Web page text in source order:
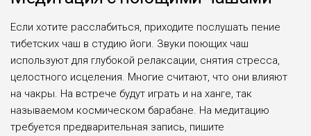
Если хотите расслабиться, приходите послушать пение
тибетских чаш в студию йоги. Звуки поющих чаш
используют для глубокой релаксации, снятия стресса,
целостного исцеления. Многие считают, что они влияют
на чакры. На встрече будут играть и на ханге, так
называемом космическом барабане. На медитацию
требуется предварительная запись, пишите